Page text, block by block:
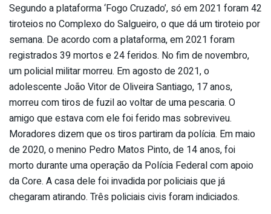
Segundo a plataforma ‘Fogo Cruzado’, só em 2021 foram 42
tiroteios no Complexo do Salgueiro, o que dá um tiroteio por
semana. De acordo com a plataforma, em 2021 foram
registrados 39 mortos e 24 feridos. No fim de novembro,
um policial militar morreu. Em agosto de 2021, o
adolescente João Vitor de Oliveira Santiago, 17 anos,
morreu com tiros de fuzil ao voltar de uma pescaria. O
amigo que estava com ele foi ferido mas sobreviveu.
Moradores dizem que os tiros partiram da polícia. Em maio
de 2020, o menino Pedro Matos Pinto, de 14 anos, foi
morto durante uma operação da Polícia Federal com apoio
da Core. A casa dele foi invadida por policiais que já
chegaram atirando. Três policiais civis foram indiciados.